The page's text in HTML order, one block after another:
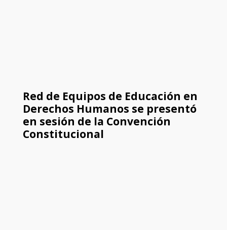
Red de Equipos de Educación en
Derechos Humanos se presentó
en sesión de la Convención
Constitucional